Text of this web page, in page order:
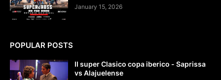
January 15, 2026
POPULAR POSTS
II super Clasico copa iberico - Saprissa
vs Alajuelense